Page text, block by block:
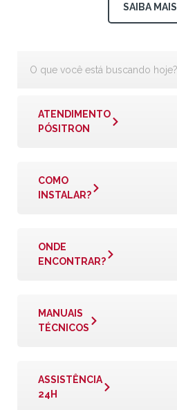
SAIBA MAIS
ATENDIMENTO
PÓSITRON
COMO
INSTALAR?
ONDE
ENCONTRAR?
MANUAIS
TÉCNICOS
ASSISTÊNCIA
24H